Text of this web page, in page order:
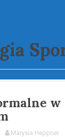
w
Marysia Heppner